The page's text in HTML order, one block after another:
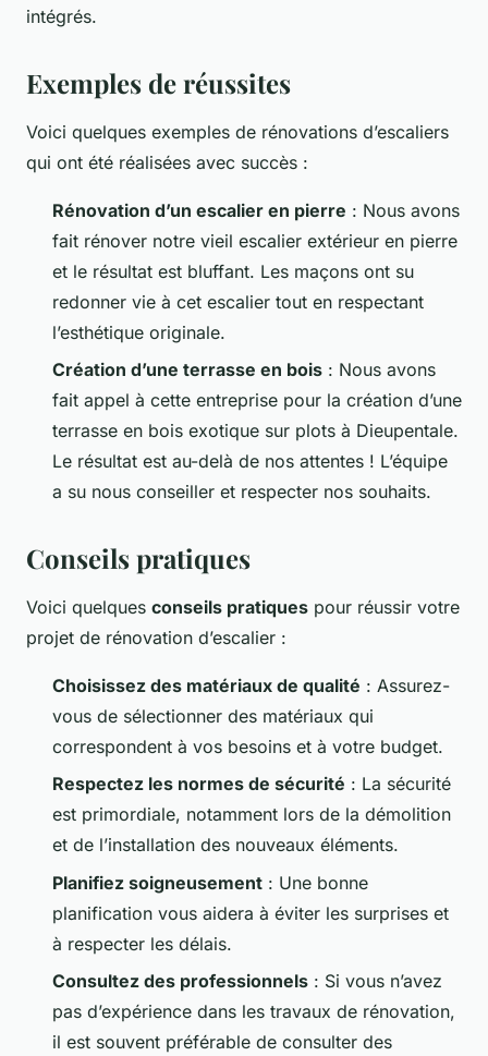
intégrés.
Exemples de réussites
Voici quelques exemples de rénovations d’escaliers
qui ont été réalisées avec succès :
Rénovation d’un escalier en pierre : Nous avons
fait rénover notre vieil escalier extérieur en pierre
et le résultat est bluffant. Les maçons ont su
redonner vie à cet escalier tout en respectant
l’esthétique originale.
Création d’une terrasse en bois : Nous avons
fait appel à cette entreprise pour la création d’une
terrasse en bois exotique sur plots à Dieupentale.
Le résultat est au-delà de nos attentes ! L’équipe
a su nous conseiller et respecter nos souhaits.
Conseils pratiques
Voici quelques conseils pratiques pour réussir votre
projet de rénovation d’escalier :
Choisissez des matériaux de qualité : Assurez-
vous de sélectionner des matériaux qui
correspondent à vos besoins et à votre budget.
Respectez les normes de sécurité : La sécurité
est primordiale, notamment lors de la démolition
et de l’installation des nouveaux éléments.
Planifiez soigneusement : Une bonne
planification vous aidera à éviter les surprises et
à respecter les délais.
Consultez des professionnels : Si vous n’avez
pas d’expérience dans les travaux de rénovation,
il est souvent préférable de consulter des